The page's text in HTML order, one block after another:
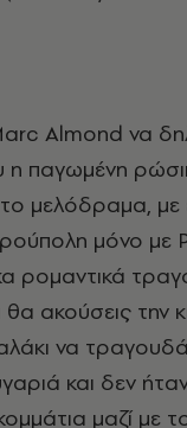
Almond να
η παγωμένη
μελόδραμα,
μόνο με
ρομαντικά
θα ακούσεις την
να
και δεν ήταν
μαζί με